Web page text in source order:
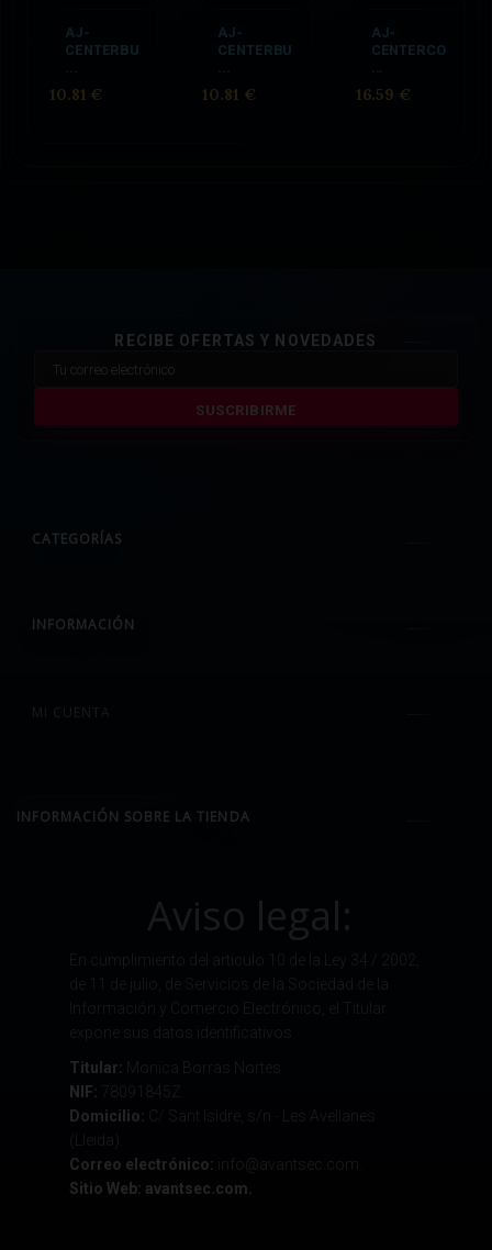
AJ-
CENTERBU
...
10.81 €
AJ-
CENTERBU
...
10.81 €
AJ-
CENTERCO
...
16.59 €
RECIBE OFERTAS Y NOVEDADES
SUSCRIBIRME
CATEGORÍAS
INFORMACIÓN
INFORMACIÓN SOBRE LA TIENDA
Aviso legal:
En cumplimiento del artículo 10 de la Ley 34 / 2002,
de 11 de julio, de Servicios de la Sociedad de la
Información y Comercio Electrónico, el Titular
expone sus datos identificativos.
Titular: Monica Borras Nortes.
NIF: 78091845Z.
Domicilio: C/ Sant Isidre, s/n - Les Avellanes
(Lleida).
Correo electrónico: info@avantsec.com.
Sitio Web: avantsec.com.